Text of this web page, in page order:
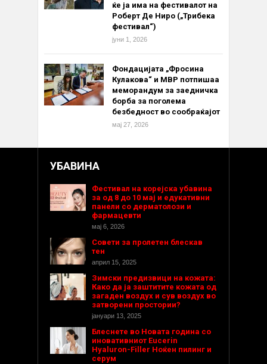
ќе ја има на фестивалот на
Роберт Де Ниро („Трибека
фестивал“)
јуни 1, 2026
Фондацијата „Фросина
Кулакова“ и МВР потпишаа
меморандум за заедничка
борба за поголема
безбедност во сообраќајот
мај 27, 2026
УБАВИНА
Фестивал на корејска убавина
за од 8 до 10 мај и едукативни
панели со дерматолози и
фармацевти
мај 6, 2026
Совети за пролетен блескав
тен
април 15, 2025
Зимски предизвици на кожата:
Како да ја заштитите кожата од
загаден воздух и сув воздух во
затворени простории?
јануари 13, 2025
Блеснете во Новата година со
иновативниот Eucerin
Hyaluron-Filler Ноќен пилинг и
серум